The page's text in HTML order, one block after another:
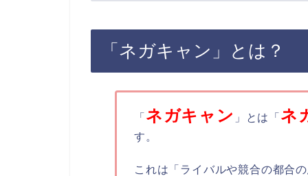
「ネガキャン」とは？
「 ネガキャン 」とは「 ネ
す。
これは「ライバルや競合の都合